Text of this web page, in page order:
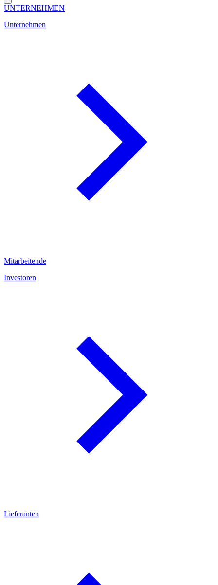
UNTERNEHMEN
Unternehmen
Mitarbeitende
Investoren
Lieferanten